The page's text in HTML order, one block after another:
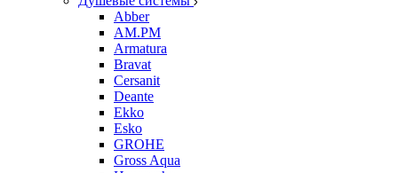
Abber
AM.PM
Armatura
Bravat
Cersanit
Deante
Ekko
Esko
GROHE
Gross Aqua